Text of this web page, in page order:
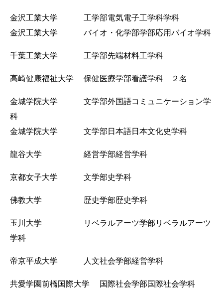
金沢工業大学 工学部電気電子工学科学科
金沢工業大学 バイオ・化学部学部応用バイオ学科
千葉工業大学 工学部先端材料工学科
高崎健康福祉大学 保健医療学部看護学科 ２名
金城学院大学 文学部外国語コミュニケーション学
科
金城学院大学 文学部日本語日本文化史学科
龍谷大学 経営学部経営学科
京都女子大学 文学部史学科
佛教大学 歴史学部歴史学科
玉川大学 リベラルアーツ学部リベラルアーツ
学科
帝京平成大学 人文社会学部経営学科
共愛学園前橋国際大学 国際社会学部国際社会学科